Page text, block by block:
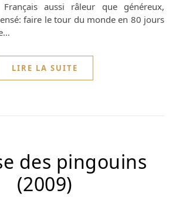
Français aussi râleur que généreux,
faire le tour du monde en 80 jours
LIRE LA SUITE
des pingouins
(2009)